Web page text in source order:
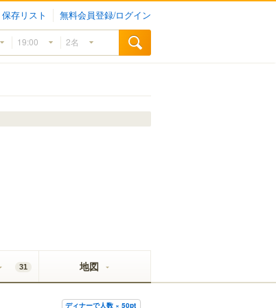
保存リスト 無料会員登録/ログイン
31 地図
ディナーで人数 × 50pt